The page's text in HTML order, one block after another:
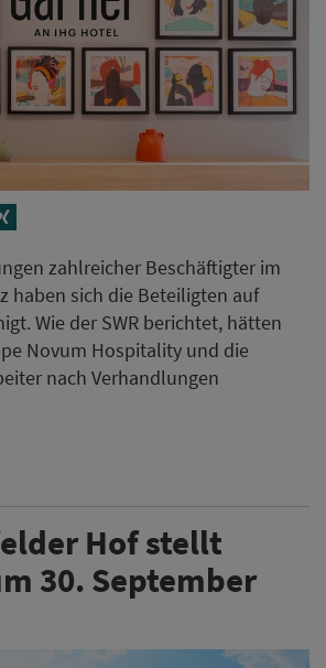
zahlreicher Beschäftigter im
haben sich die Beteiligten auf
Wie der SWR berichtet, hätten
Novum Hospitality und die
nach Verhandlungen
Hof stellt
30. September